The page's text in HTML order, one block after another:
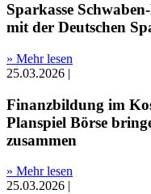
Sparkasse
mit der Deutschen
» Mehr lesen
25.03.2026 |
Finanzbildung im
Planspiel Börse
zusammen
» Mehr lesen
25.03.2026 |